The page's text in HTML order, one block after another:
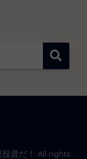
資だ！ All rights